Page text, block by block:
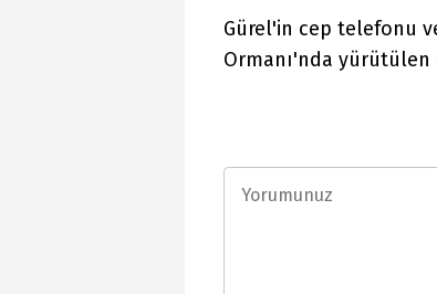
Gürel'in cep telefonu
Ormanı'nda yürütülen